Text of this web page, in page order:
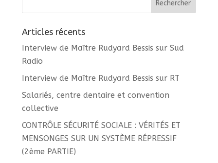
Articles récents
Interview de Maître Rudyard Bessis sur Sud
Radio
Interview de Maître Rudyard Bessis sur RT
Salariés, centre dentaire et convention
collective
CONTRÔLE SÉCURITÉ SOCIALE : VÉRITÉS ET
MENSONGES SUR UN SYSTÈME RÉPRESSIF
(2ème PARTIE)